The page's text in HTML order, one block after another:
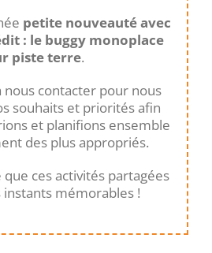
petite nouveauté avec
: le buggy monoplace
piste terre.
nous contacter pour nous
souhaits et priorités afin
et planifions ensemble
des plus appropriés.
que ces activités partagées
mémorables !